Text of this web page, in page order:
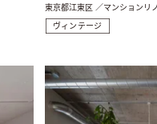
東京都江東区 ／マンションリ
ヴィンテージ